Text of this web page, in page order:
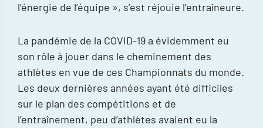
l’énergie de l’équipe », s’est réjouie l’entraîneure.
La pandémie de la COVID-19 a évidemment eu
son rôle à jouer dans le cheminement des
athlètes en vue de ces Championnats du monde.
Les deux dernières années ayant été difficiles
sur le plan des compétitions et de
l’entraînement, peu d’athlètes avaient eu la